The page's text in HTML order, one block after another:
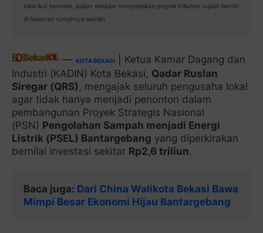
lokal ikut bermain, bukan sekadar menyaksikan proyek triliunan rupiah berdiri
di halaman rumahnya sendiri.
— KOTA BEKASI
| Ketua Kamar Dagang dan
Industri (KADIN) Kota Bekasi, Qadar Ruslan
Siregar (QRS) , mengajak seluruh pengusaha lokal
agar tidak hanya menjadi penonton dalam
pembangunan Proyek Strategis Nasional
(PSN) Pengolahan Sampah menjadi Energi
Listrik (PSEL) Bantargebang yang diperkirakan
bernilai investasi sekitar Rp2,6 triliun.
Baca juga: Dari China Walikota Bekasi Bawa
Mimpi Besar Ekonomi Hijau Bantargebang